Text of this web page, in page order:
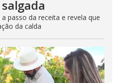
passo da receita e revela que
da calda